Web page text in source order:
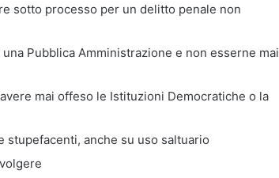
sotto processo per un delitto penale non
Pubblica Amministrazione e non esserne mai
mai offeso le Istituzioni Democratiche o la
stupefacenti, anche su uso saltuario